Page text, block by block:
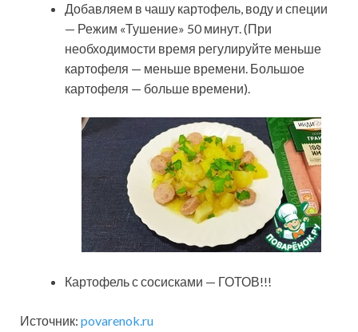
Добавляем в чашу картофель, воду и специи
— Режим «Тушение» 50 минут. (При
необходимости время регулируйте меньше
картофеля — меньше времени. Большое
картофеля — больше времени).
Картофель с сосисками — ГОТОВ!!!
Источник: povarenok.ru